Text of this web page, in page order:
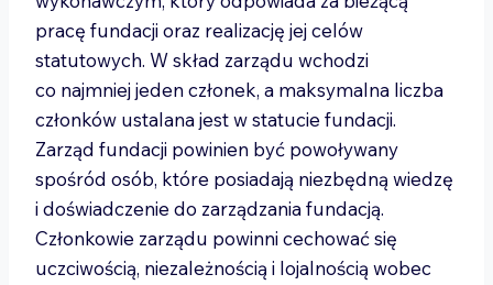
pracę fundacji oraz realizację jej celów
statutowych. W skład zarządu wchodzi
co najmniej jeden członek, a maksymalna liczba
członków ustalana jest w statucie fundacji.
Zarząd fundacji powinien być powoływany
spośród osób, które posiadają niezbędną wiedzę
i doświadczenie do zarządzania fundacją.
Członkowie zarządu powinni cechować się
uczciwością, niezależnością i lojalnością wobec